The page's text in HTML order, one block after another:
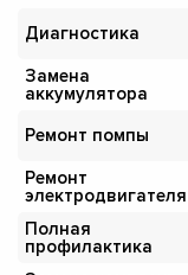
Диагностика
Замена
аккумулятора
Ремонт помпы
Ремонт
электродвигателя
Полная
профилактика